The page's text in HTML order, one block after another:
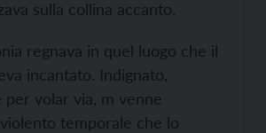
sulla collina accanto.
regnava in quel luogo che il
incantato. Indignato,
volar via, m venne
temporale che lo